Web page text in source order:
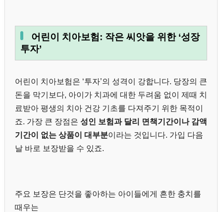
어린이 치아보험: 작은 씨앗을 위한 ‘성장
투자’
어린이 치아보험은 ‘투자’의 성격이 강합니다. 당장의 큰
돈을 막기보다, 아이가 치과에 대한 두려움 없이 제때 치
료받아 평생의 치아 건강 기초를 다져주기 위한 목적이
죠. 가장 큰 장점은 성인 보험과 달리 면책기간이나 감액
기간이 없는 상품이 대부분이라는 것입니다. 가입 다음
날 바로 보장받을 수 있죠.
주요 보장은 단것을 좋아하는 아이들에게 흔한 충치를
때우는